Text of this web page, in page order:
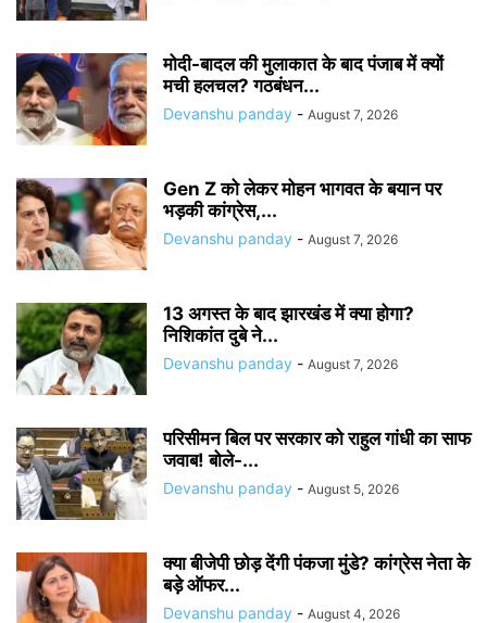
मोदी-बादल की मुलाकात के बाद पंजाब में क्यों
मची हलचल? गठबंधन...
Devanshu panday - August 7, 2026
Gen Z को लेकर मोहन भागवत के बयान पर
भड़की कांग्रेस,...
Devanshu panday - August 7, 2026
13 अगस्त के बाद झारखंड में क्या होगा?
निशिकांत दुबे ने...
Devanshu panday - August 7, 2026
परिसीमन बिल पर सरकार को राहुल गांधी का साफ
जवाब! बोले-...
Devanshu panday - August 5, 2026
क्या बीजेपी छोड़ देंगी पंकजा मुंडे? कांग्रेस नेता के
बड़े ऑफर...
Devanshu panday - August 4, 2026